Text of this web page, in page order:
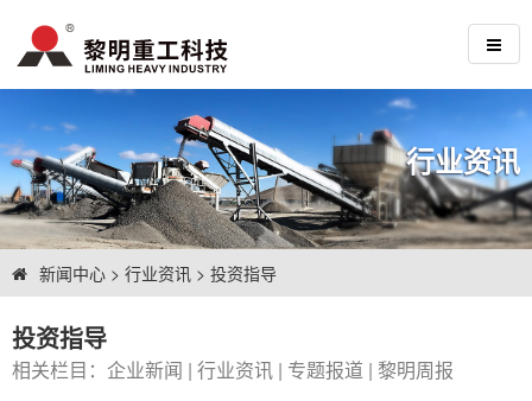
行业资讯
新闻中心 > 行业资讯 > 投资指导
投资指导
相关栏目： 企业新闻 | 行业资讯 | 专题报道 | 黎明周报